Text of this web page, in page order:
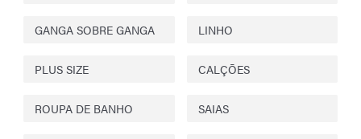
GANGA SOBRE GANGA LINHO
PLUS SIZE CALÇÕES
ROUPA DE BANHO SAIAS